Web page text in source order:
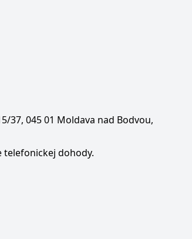
37, 045 01 Moldava nad Bodvou,
telefonickej dohody.